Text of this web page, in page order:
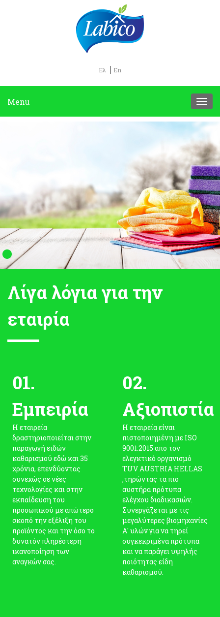
Ελ En
Menu
Λίγα λόγια για την
εταιρία
01.
Εμπειρία
Η εταιρεία
δραστηριοποιείται στην
παραγωγή ειδών
καθαρισμού εδώ και 35
χρόνια, επενδύοντας
συνεχώς σε νέες
τεχνολογίες και στην
εκπαίδευση του
προσωπικού με απώτερο
σκοπό την εξέλιξη του
προϊόντος και την όσο το
δυνατόν πληρέστερη
ικανοποίηση των
αναγκών σας.
02.
Αξιοπιστία
Η εταιρεία είναι
πιστοποιημένη με ISO
9001:2015 απο τον
ελεγκτικό οργανισμό
TUV AUSTRIA HELLAS
,τηρώντας τα πιο
αυστήρα πρότυπα
ελέγχου διαδικασιών.
Συνεργάζεται με τις
μεγαλύτερες βιομηχανίες
Α' υλών για να τηρεί
συγκεκριμένα πρότυπα
και να παράγει υψηλής
ποιότητας είδη
καθαρισμού.